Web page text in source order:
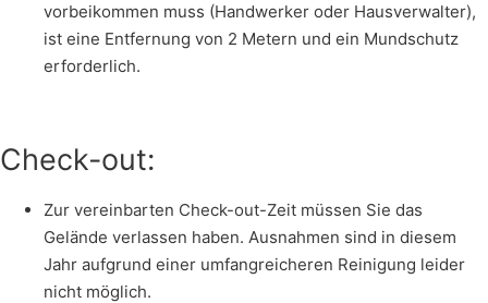
vorbeikommen muss (Handwerker oder Hausverwalter),
ist eine Entfernung von 2 Metern und ein Mundschutz
erforderlich.
Check-out:
Zur vereinbarten Check-out-Zeit müssen Sie das
Gelände verlassen haben. Ausnahmen sind in diesem
Jahr aufgrund einer umfangreicheren Reinigung leider
nicht möglich.